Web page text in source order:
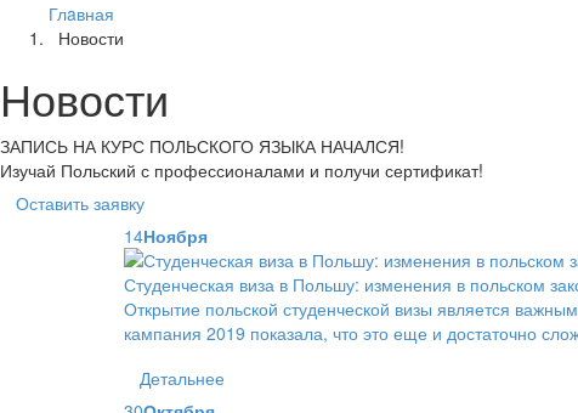
Глaвная
Новости
Новости
ЗАПИСЬ НА КУРС ПОЛЬСКОГО ЯЗЫКА НАЧАЛСЯ!
Изучай Польский с профессионалами и получи сертификат!
Оставить заявку
14Ноября
Студенческая виза в Польшу: изменения в польском
Открытие польской студенческой визы является
кампания 2019 показала, что это еще и достаточно
Детальнее